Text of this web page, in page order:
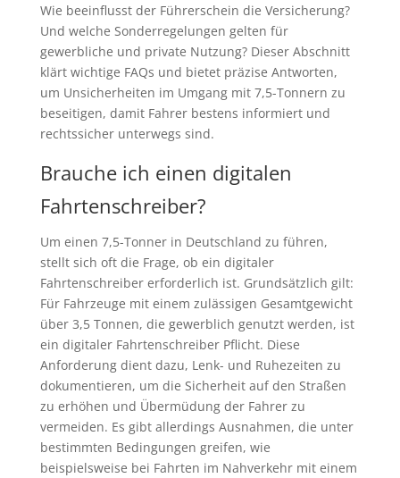
Wie beeinflusst der Führerschein die Versicherung?
Und welche Sonderregelungen gelten für
gewerbliche und private Nutzung? Dieser Abschnitt
klärt wichtige FAQs und bietet präzise Antworten,
um Unsicherheiten im Umgang mit 7,5-Tonnern zu
beseitigen, damit Fahrer bestens informiert und
rechtssicher unterwegs sind.
Brauche ich einen digitalen
Fahrtenschreiber?
Um einen 7,5-Tonner in Deutschland zu führen,
stellt sich oft die Frage, ob ein digitaler
Fahrtenschreiber erforderlich ist. Grundsätzlich gilt:
Für Fahrzeuge mit einem zulässigen Gesamtgewicht
über 3,5 Tonnen, die gewerblich genutzt werden, ist
ein digitaler Fahrtenschreiber Pflicht. Diese
Anforderung dient dazu, Lenk- und Ruhezeiten zu
dokumentieren, um die Sicherheit auf den Straßen
zu erhöhen und Übermüdung der Fahrer zu
vermeiden. Es gibt allerdings Ausnahmen, die unter
bestimmten Bedingungen greifen, wie
beispielsweise bei Fahrten im Nahverkehr mit einem